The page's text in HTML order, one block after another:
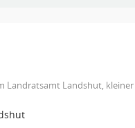
Landratsamt Landshut, kleiner